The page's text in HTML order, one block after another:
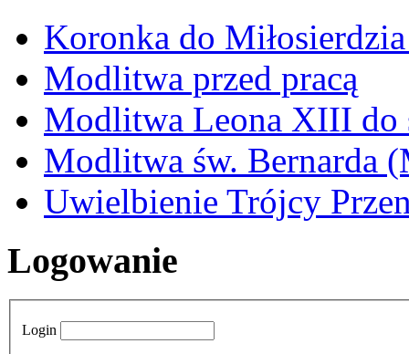
Koronka do
Modlitwa przed pracą
Modlitwa Leona XIII do
Modlitwa św. Bernarda
Uwielbienie Trójcy
Logowanie
Login